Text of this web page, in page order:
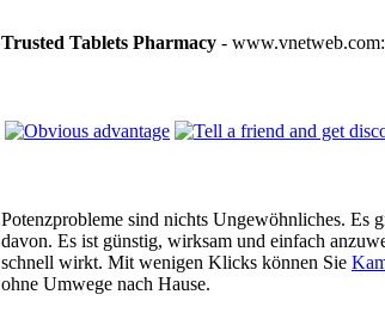
Trusted Tablets Pharmacy - www.vnetweb.com:
Potenzprobleme sind nichts Ungewöhnliches. Es
davon. Es ist günstig, wirksam und einfach
schnell wirkt. Mit wenigen Klicks können Sie
ohne Umwege nach Hause.